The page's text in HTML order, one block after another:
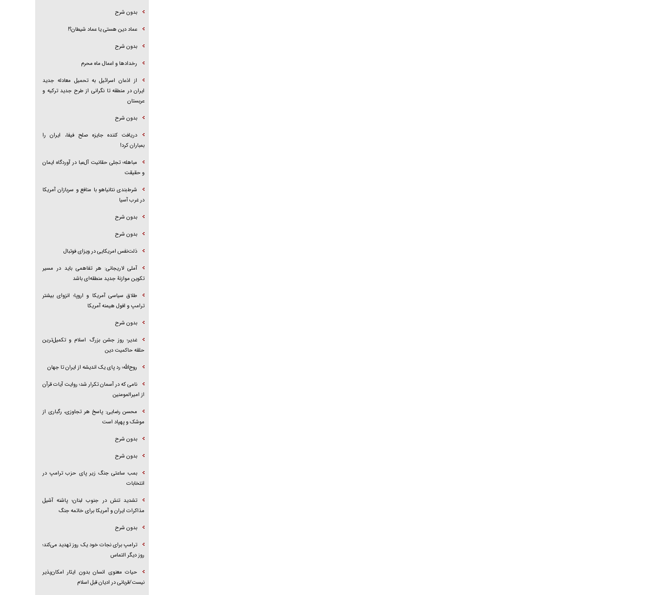
بدون شرح
عماد دین هستی یا عماد شیطان؟!
بدون شرح
رخداد‌ها و اعمال ماه محرم
از اذعان اسرائیل به تحمیل معادله جدید
ایران در منطقه تا نگرانی از طرح جدید ترکیه و
عربستان
بدون شرح
دریافت کننده جایزه صلح فیفا، ایران را
بمباران کرد!
مباهله؛ تجلی حقانیت آل‌عبا در آوردگاه ایمان
و حقیقت
شرط‌بندی نتانیاهو با منافع و سربازان آمریکا
در غرب آسیا
بدون شرح
بدون شرح
ذلت‌نفس امریکایی در ویزای فوتبال
آملی لاریجانی: هر تفاهمی باید در مسیر
تکوین موازنۀ جدید منطقه‌ای باشد
طلاق سیاسی آمریکا و اروپا؛ انزوای بیشتر
ترامپ و افول هیمنه آمریکا
بدون شرح
غدیر؛ روز جشن بزرگ اسلام و تکمیل‌ترین
حلقه حاکمیت دین
روح‌الله؛ رد پای یک اندیشه از ایران تا جهان
نامی که در آسمان تکرار شد؛ روایت آیات قرآن
از امیرالمومنین
محسن رضایی: پاسخ هر تجاوزی، رگباری از
موشک و پهپاد است
بدون شرح
بدون شرح
بمب ساعتی جنگ زیر پای حزب ترام‍پ در
انتخابات
تشدید تنش در جنوب لبنان؛ پاشنه آشیل
مذاکرات ایران و آمریکا برای خاتمه جنگ
بدون شرح
ترامپ برای نجات خود یک روز تهدید می‌کند؛
روز دیگر التماس
حیات معنوی انسان بدون ایثار امکان‌پذیر
نیست/قربانی در ادیان قبل اسلام